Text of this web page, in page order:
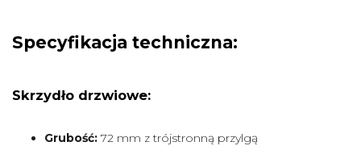
Specyfikacja techniczna:
Skrzydło drzwiowe:
Grubość: 72 mm z trójstronną przylgą